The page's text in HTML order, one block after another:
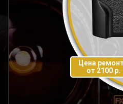
Цена
от 2100 р.